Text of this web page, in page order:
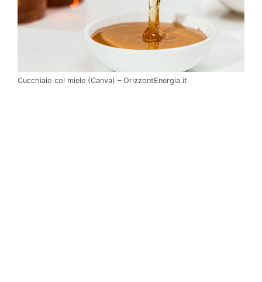
Cucchiaio col miele (Canva) – OrizzontEnergia.it